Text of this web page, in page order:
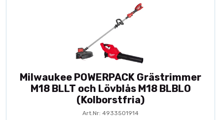
Milwaukee POWERPACK Grästrimmer
M18 BLLT och Lövblås M18 BLBLO
(Kolborstfria)
Art.Nr: 4933501914